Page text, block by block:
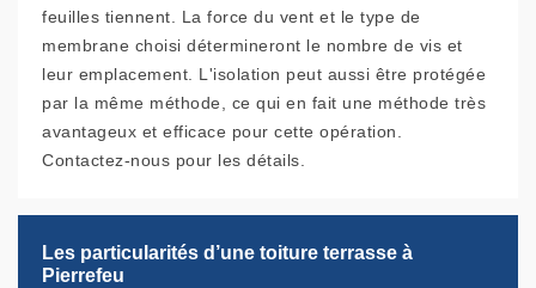
feuilles tiennent. La force du vent et le type de
membrane choisi détermineront le nombre de vis et
leur emplacement. L'isolation peut aussi être protégée
par la même méthode, ce qui en fait une méthode très
avantageux et efficace pour cette opération.
Contactez-nous pour les détails.
Les particularités d’une toiture terrasse à
Pierrefeu